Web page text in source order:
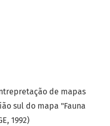
de mapas
sul do mapa "Fauna
1992)